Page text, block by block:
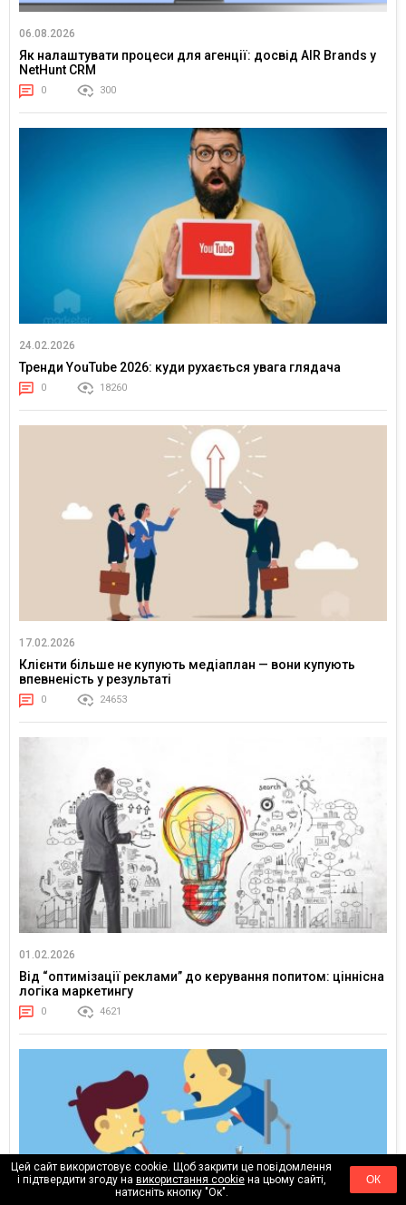
06.08.2026
Як налаштувати процеси для агенції: досвід AIR Brands у
NetHunt CRM
0 300
24.02.2026
Тренди YouTube 2026: куди рухається увага глядача
0 18260
17.02.2026
Клієнти більше не купують медіаплан — вони купують
впевненість у результаті
0 24653
01.02.2026
Від “оптимізації реклами” до керування попитом: ціннісна
логіка маркетингу
0 4621
Цей сайт використовує cookie. Щоб закрити це повідомлення
і підтвердити згоду на використання cookieна цьому сайті,
натисніть кнопку "Ок".
ОК